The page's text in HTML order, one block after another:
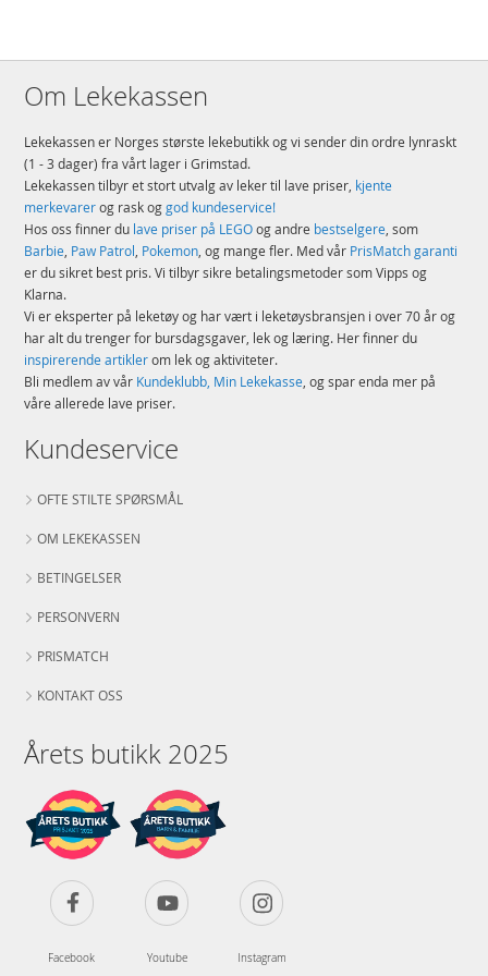
Ønsket om å levere slitesterke, pålitelige og romslige bagasjeholdere har
stått i fokus siden oppstarten i 1933. Og i over 85 år har American Tourister
gjort akkurat det.
Produktdetaljer
Modell 88474-A039
EAN 5400520207920
Merke American Tourister
Om Lekekassen
Lekekassen er Norges største lekebutikk og vi sender din ordre lynraskt
(1 - 3 dager) fra vårt lager i Grimstad.
Lekekassen tilbyr et stort utvalg av leker til lave priser, kjente
merkevarerog rask oggod kundeservice!
Hos oss finner du lave priser på LEGOog andre bestselgere, som
Barbie, Paw Patrol, Pokemon, og mange fler. Med vår PrisMatch garanti
er du sikret best pris. Vi tilbyr sikre betalingsmetoder som Vipps og
Klarna.
Vi er eksperter på leketøy og har vært i leketøysbransjen i over 70 år og
har alt du trenger for bursdagsgaver, lek og læring. Her finner du
inspirerende artiklerom lek og aktiviteter.
Bli medlem av vår Kundeklubb, Min Lekekasse, og spar enda mer på
våre allerede lave priser.
Kundeservice
OFTE STILTE SPØRSMÅL
OM LEKEKASSEN
BETINGELSER
PERSONVERN
PRISMATCH
KONTAKT OSS
Årets butikk 2025
Facebook Youtube Instagram